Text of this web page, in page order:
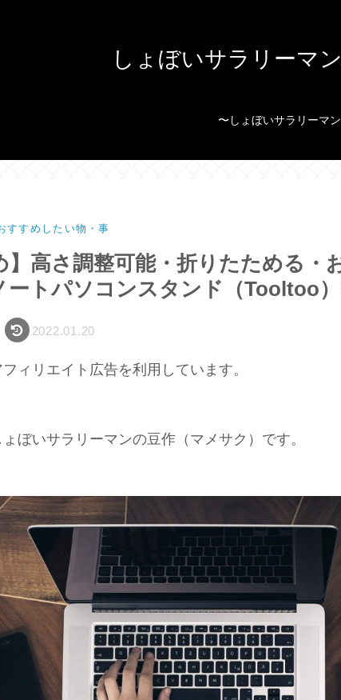
しょぼいサラリーマ
〜しょぼいサラリーマ
すすめしたい物・事
】高さ調整可能・折りたためる・
ートパソコンスタンド（Tooltoo
2022.01.20
ィリエイト広告を利用しています。
ぼいサラリーマンの豆作（マメサク）です。